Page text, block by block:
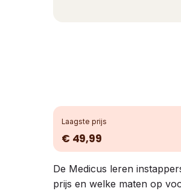
Laagste prijs
€ 49,99
De Medicus leren
prijs en welke maten op